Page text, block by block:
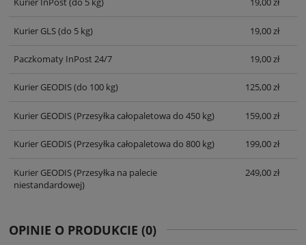
Kurier GLS(do 5 kg) 19,00 zł
Paczkomaty InPost 24/7 19,00 zł
Kurier GEODIS(do 100 kg) 125,00 zł
Kurier GEODIS(Przesyłka całopaletowa do 450 kg) 159,00 zł
Kurier GEODIS(Przesyłka całopaletowa do 800 kg) 199,00 zł
Kurier GEODIS(Przesyłka na palecie
niestandardowej)
249,00 zł
OPINIE O PRODUKCIE (0)